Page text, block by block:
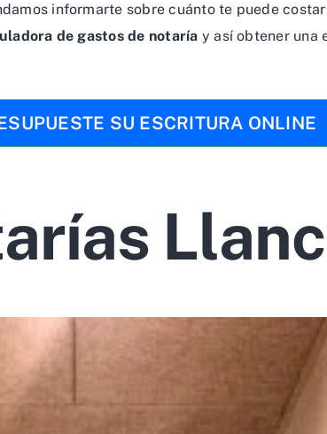
informarte sobre cuánto te puede
de gastos de notaría y así obtener una
SU ESCRITURA ONLINE